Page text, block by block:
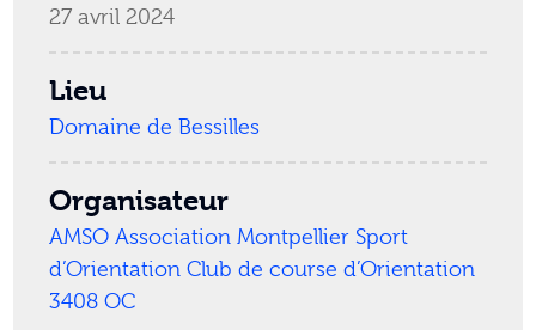
27 avril 2024
Lieu
Domaine de Bessilles
Organisateur
AMSO Association Montpellier Sport
d’Orientation Club de course d’Orientation
3408 OC